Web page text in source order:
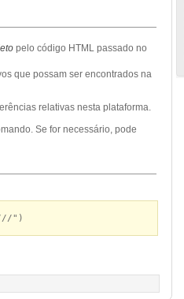
pelo código HTML passado no
que possam ser encontrados na
relativas nesta plataforma.
Se for necessário, pode
")